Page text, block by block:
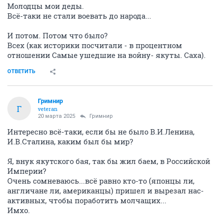
Молодцы мои деды.
Всё-таки не стали воевать до народа...
И потом. Потом что было?
Всех (как историки посчитали - в процентном
отношении Самые ушедшие на войну- якуты. Саха).
ОТВЕТИТЬ
Г
Гримнир
veteran
20 марта 2025 Гримнир
Интересно всё-таки, если бы не было В.И.Ленина,
И.В.Сталина, каким был бы мир?
Я, внук якутского бая, так бы жил баем, в Российской
Империи?
Очень сомневаюсь...всё равно кто-то (японцы ли,
англичане ли, американцы) пришел и вырезал нас-
активных, чтобы поработить молчащих...
Имхо.